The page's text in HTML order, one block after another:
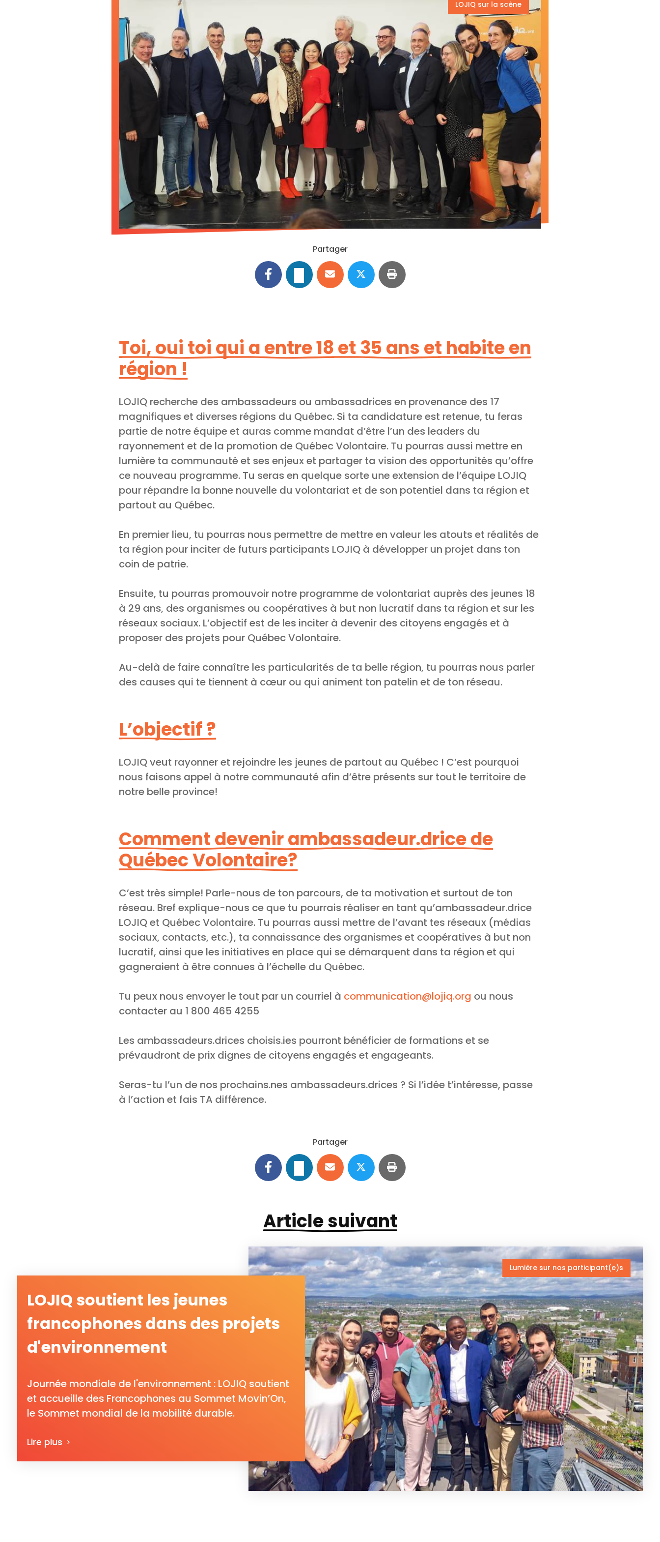
LOJIQ sur la scène
Partager
Toi, oui toi qui a entre 18 et 35 ans et habite en
région !
LOJIQ recherche des ambassadeurs ou ambassadrices en provenance des 17
magnifiques et diverses régions du Québec. Si ta candidature est retenue, tu feras
partie de notre équipe et auras comme mandat d’être l’un des leaders du
rayonnement et de la promotion de Québec Volontaire. Tu pourras aussi mettre en
lumière ta communauté et ses enjeux et partager ta vision des opportunités qu’offre
ce nouveau programme. Tu seras en quelque sorte une extension de l’équipe LOJIQ
pour répandre la bonne nouvelle du volontariat et de son potentiel dans ta région et
partout au Québec.
En premier lieu, tu pourras nous permettre de mettre en valeur les atouts et réalités de
ta région pour inciter de futurs participants LOJIQ à développer un projet dans ton
coin de patrie.
Ensuite, tu pourras promouvoir notre programme de volontariat auprès des jeunes 18
à 29 ans, des organismes ou coopératives à but non lucratif dans ta région et sur les
réseaux sociaux. L’objectif est de les inciter à devenir des citoyens engagés et à
proposer des projets pour Québec Volontaire.
Au-delà de faire connaître les particularités de ta belle région, tu pourras nous parler
des causes qui te tiennent à cœur ou qui animent ton patelin et de ton réseau.
L’objectif ?
LOJIQ veut rayonner et rejoindre les jeunes de partout au Québec ! C’est pourquoi
nous faisons appel à notre communauté afin d’être présents sur tout le territoire de
notre belle province!
Comment devenir ambassadeur.drice de
Québec Volontaire?
C’est très simple! Parle-nous de ton parcours, de ta motivation et surtout de ton
réseau. Bref explique-nous ce que tu pourrais réaliser en tant qu’ambassadeur.drice
LOJIQ et Québec Volontaire. Tu pourras aussi mettre de l’avant tes réseaux (médias
sociaux, contacts, etc.), ta connaissance des organismes et coopératives à but non
lucratif, ainsi que les initiatives en place qui se démarquent dans ta région et qui
gagneraient à être connues à l’échelle du Québec.
Tu peux nous envoyer le tout par un courriel à communication@lojiq.org ou nous
contacter au 1 800 465 4255
Les ambassadeurs.drices choisis.ies pourront bénéficier de formations et se
prévaudront de prix dignes de citoyens engagés et engageants.
Seras-tu l’un de nos prochains.nes ambassadeurs.drices ? Si l’idée t’intéresse, passe
à l’action et fais TA différence.
Partager
Article suivant
Lumière sur nos participant(e)s
LOJIQ soutient les jeunes
francophones dans des projets
d'environnement
Journée mondiale de l'environnement : LOJIQ soutient
et accueille des Francophones au Sommet Movin’On,
le Sommet mondial de la mobilité durable.
Lire plus